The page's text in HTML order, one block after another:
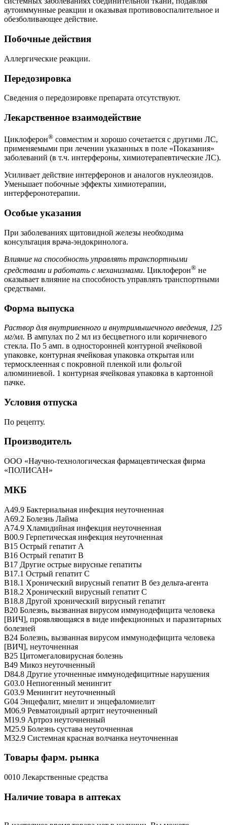
аутоиммунные реакции и оказывая противовоспалительное и
обезболивающее действие.
Побочные действия
Аллергические реакции.
Передозировка
Сведения о передозировке препарата отсутствуют.
Лекарственное взаимодействие
Циклоферон® совместим и хорошо сочетается с другими ЛС,
применяемыми при лечении указанных в поле «Показания»
заболеваний (в т.ч. интерфероны, химиотерапевтические ЛС).
Усиливает действие интерферонов и аналогов нуклеозидов.
Уменьшает побочные эффекты химиотерапии,
интерферонотерапии.
Особые указания
При заболеваниях щитовидной железы необходима
консультация врача-эндокринолога.
Влияние на способность управлять транспортными
средствами и работать с механизмами. Циклоферон® не
оказывает влияние на способность управлять транспортными
средствами.
Форма выпуска
Раствор для внутривенного и внутримышечного введения, 125
мг/мл. В ампулах по 2 мл из бесцветного или коричневого
стекла. По 5 амп. в односторонней контурной ячейковой
упаковке, контурная ячейковая упаковка открытая или
термосклеенная с покровной пленкой или фольгой
алюминиевой. 1 контурная ячейковая упаковка в картонной
пачке.
Условия отпуска
По рецепту.
Производитель
ООО «Научно-технологическая фармацевтическая фирма
«ПОЛИСАН»
МКБ
A49.9 Бактериальная инфекция неуточненная
A69.2 Болезнь Лайма
A74.9 Хламидийная инфекция неуточненная
B00.9 Герпетическая инфекция неуточненная
B15 Острый гепатит A
B16 Острый гепатит B
B17 Другие острые вирусные гепатиты
B17.1 Острый гепатит C
B18.1 Хронический вирусный гепатит B без дельта-агента
B18.2 Хронический вирусный гепатит C
B18.8 Другой хронический вирусный гепатит
B20 Болезнь, вызванная вирусом иммунодефицита человека
[ВИЧ], проявляющаяся в виде инфекционных и паразитарных
болезней
B24 Болезнь, вызванная вирусом иммунодефицита человека
[ВИЧ], неуточненная
B25 Цитомегаловирусная болезнь
B49 Микоз неуточненный
D84.8 Другие уточненные иммунодефицитные нарушения
G03.0 Непиогенный менингит
G03.9 Менингит неуточненный
G04 Энцефалит, миелит и энцефаломиелит
M06.9 Ревматоидный артрит неуточненный
M19.9 Артроз неуточненный
M25.9 Болезнь сустава неуточненная
M32.9 Системная красная волчанка неуточненная
Товары фарм. рынка
0010 Лекарственные средства
Наличие товара в аптеках